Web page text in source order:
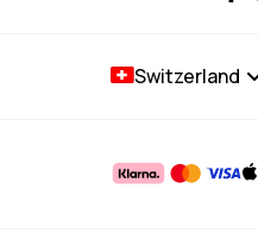
Switzerland